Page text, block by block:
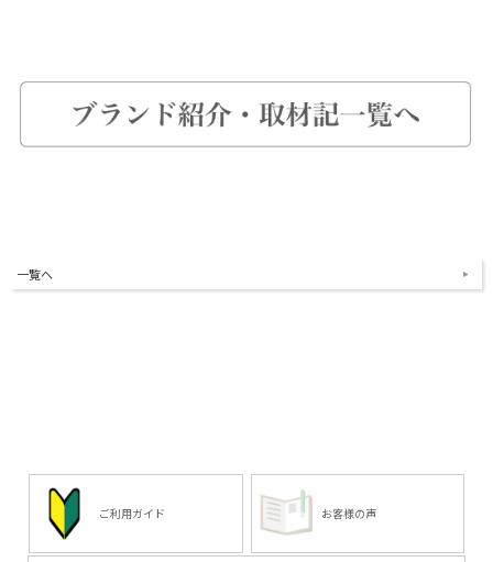
一覧へ
ご利用ガイド お客様の声